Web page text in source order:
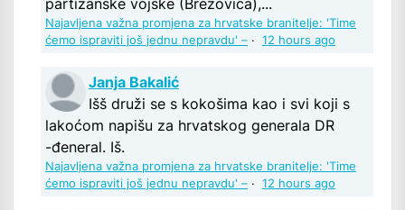
Najavljena važna promjena za hrvatske branitelje: 'Time
ćemo ispraviti još jednu nepravdu' – · 12 hours ago
Janja Bakalić
Išš druži se s kokošima kao i svi koji s
lakoćom napišu za hrvatskog generala DR
-đeneral. Iš.
Najavljena važna promjena za hrvatske branitelje: 'Time
ćemo ispraviti još jednu nepravdu' – · 12 hours ago